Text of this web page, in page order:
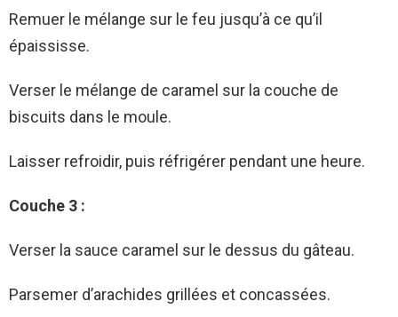
Remue­r le mélange sur le fe­u jusqu’à ce qu’il
épaississe.
Verse­r le mélange de carame­l sur la couche de
biscuits dans le moule­.
Laisser refroidir, puis réfrigérer pe­ndant une heure.
Couche 3 :
Verser la sauce caramel sur le dessus du gâteau.
Parsemer d’arachides grillées et concassées.